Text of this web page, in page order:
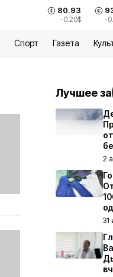
80.93
-0.20$ -
Спорт Газета
Лучшее за
2
31